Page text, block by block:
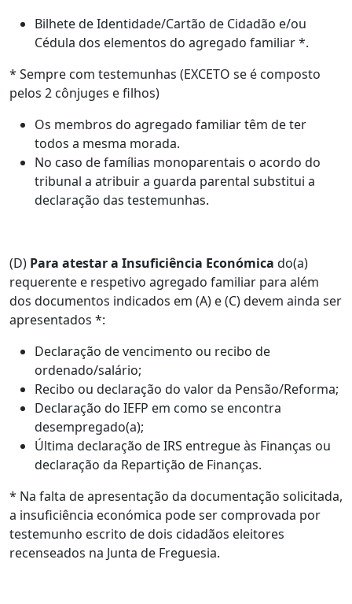
Bilhete de Identidade/Cartão de Cidadão e/ou
Cédula dos elementos do agregado familiar *.
* Sempre com testemunhas (EXCETO se é composto
pelos 2 cônjuges e filhos)
Os membros do agregado familiar têm de ter
todos a mesma morada.
No caso de famílias monoparentais o acordo do
tribunal a atribuir a guarda parental substitui a
declaração das testemunhas.
(D) Para atestar a Insuficiência Económica do(a)
requerente e respetivo agregado familiar para além
dos documentos indicados em (A) e (C) devem ainda ser
apresentados *:
Declaração de vencimento ou recibo de
ordenado/salário;
Recibo ou declaração do valor da Pensão/Reforma;
Declaração do IEFP em como se encontra
desempregado(a);
Última declaração de IRS entregue às Finanças ou
declaração da Repartição de Finanças.
* Na falta de apresentação da documentação solicitada,
a insuficiência económica pode ser comprovada por
testemunho escrito de dois cidadãos eleitores
recenseados na Junta de Freguesia.